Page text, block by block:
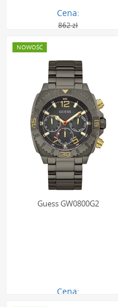
Cena:
862 zł
Guess GW0800G2
Cena:
NOWOŚĆ